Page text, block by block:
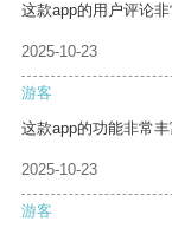
这款app的用户评论
2025-10-23
游客
这款app的功能非常
2025-10-23
游客